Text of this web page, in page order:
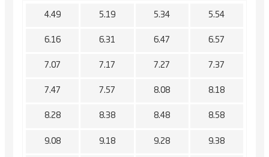
4.49 5.19 5.34 5.54
6.16 6.31 6.47 6.57
7.07 7.17 7.27 7.37
7.47 7.57 8.08 8.18
8.28 8.38 8.48 8.58
9.08 9.18 9.28 9.38